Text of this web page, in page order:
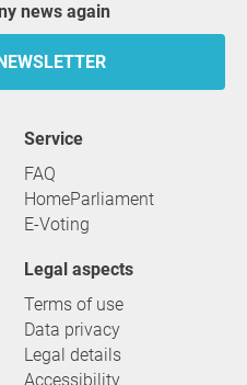
news again
service
FAQ
HomeParliament
E-Voting
Legal aspects
Terms of use
Data privacy
Legal details
Accessibility